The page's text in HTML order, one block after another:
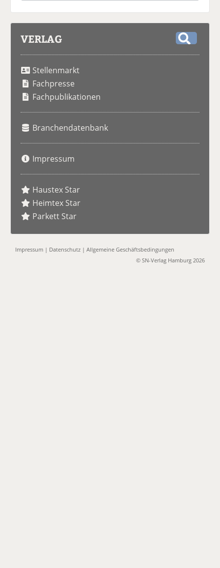
VERLAG
Stellenmarkt
Fachpresse
Fachpublikationen
Branchendatenbank
Impressum
Haustex Star
Heimtex Star
Parkett Star
Impressum | Datenschutz |Allgemeine Geschäftsbedingungen
© SN-Verlag Hamburg 2026